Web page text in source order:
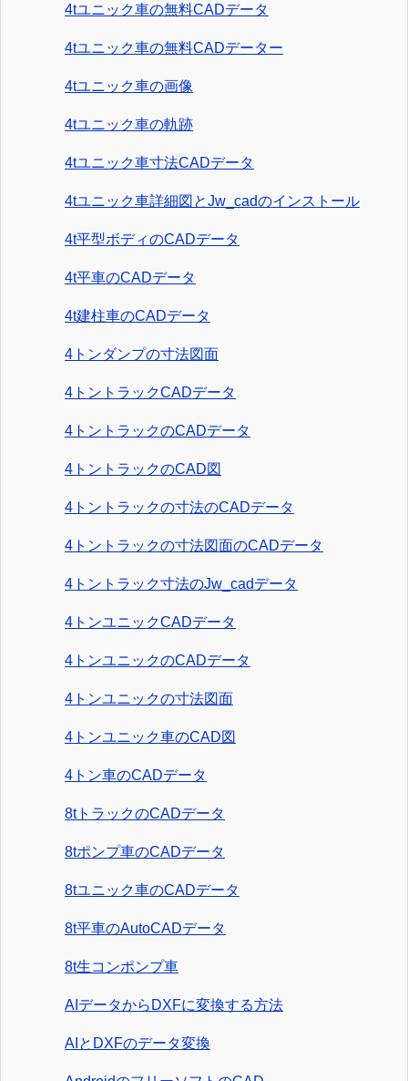
4tユニック車の無料CADデータ
4tユニック車の無料CADデーター
4tユニック車の画像
4tユニック車の軌跡
4tユニック車寸法CADデータ
4tユニック車詳細図とJw_cadのインストール
4t平型ボディのCADデータ
4t平車のCADデータ
4t建柱車のCADデータ
4トンダンプの寸法図面
4トントラックCADデータ
4トントラックのCADデータ
4トントラックのCAD図
4トントラックの寸法のCADデータ
4トントラックの寸法図面のCADデータ
4トントラック寸法のJw_cadデータ
4トンユニックCADデータ
4トンユニックのCADデータ
4トンユニックの寸法図面
4トンユニック車のCAD図
4トン車のCADデータ
8tトラックのCADデータ
8tポンプ車のCADデータ
8tユニック車のCADデータ
8t平車のAutoCADデータ
8t生コンポンプ車
AIデータからDXFに変換する方法
AIとDXFのデータ変換